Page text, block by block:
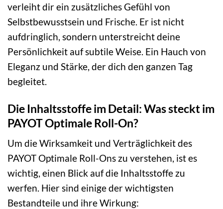
verleiht dir ein zusätzliches Gefühl von
Selbstbewusstsein und Frische. Er ist nicht
aufdringlich, sondern unterstreicht deine
Persönlichkeit auf subtile Weise. Ein Hauch von
Eleganz und Stärke, der dich den ganzen Tag
begleitet.
Die Inhaltsstoffe im Detail: Was steckt im
PAYOT Optimale Roll-On?
Um die Wirksamkeit und Verträglichkeit des
PAYOT Optimale Roll-Ons zu verstehen, ist es
wichtig, einen Blick auf die Inhaltsstoffe zu
werfen. Hier sind einige der wichtigsten
Bestandteile und ihre Wirkung: